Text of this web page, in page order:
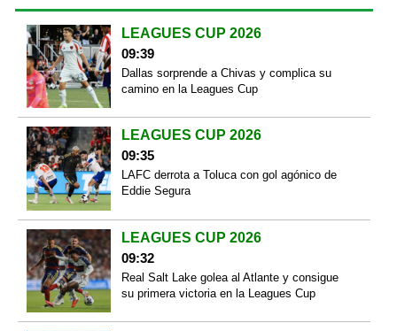
LEAGUES CUP 2026
09:39
Dallas sorprende a Chivas y complica su
camino en la Leagues Cup
LEAGUES CUP 2026
09:35
LAFC derrota a Toluca con gol agónico de
Eddie Segura
LEAGUES CUP 2026
09:32
Real Salt Lake golea al Atlante y consigue
su primera victoria en la Leagues Cup